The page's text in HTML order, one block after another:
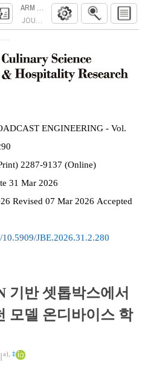
ARM NEON 기반 셋톱박스에서의 경량 추
JOURNAL OF BROADCAST ENGINEERING.
ENGINEERING - Vol.
1226-7953 (Print) 2287-9137 (Online)
31 Mar 2026
Revised 07 Mar 2026 Accepted
JBE.2026.31.2.280
기반 셋톱박스에서
모델 온디바이스 학
a) ‡